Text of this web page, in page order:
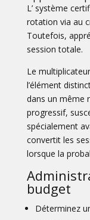
L’ système
rotation via au
Toutefois,
session totale.
Le
l’élément
dans un même
progressif,
spécialement
convertit les
lorsque la
budget
Déterminez